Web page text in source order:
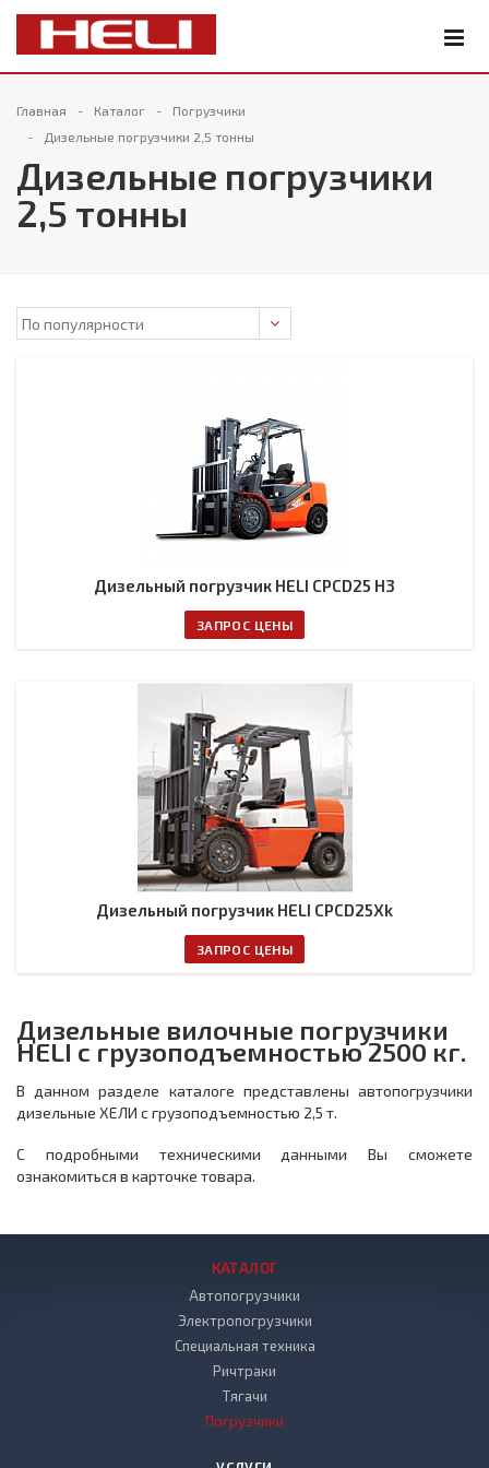
Главная Каталог
Погрузчики
Дизельные погрузчики 2,5 тонны
Дизельные погрузчики
2,5 тонны
Дизельный погрузчик HELI CPCD25 H3
ЗАПРОС ЦЕНЫ
Дизельный погрузчик HELI CPCD25Xk
ЗАПРОС ЦЕНЫ
Дизельные вилочные погрузчики
HELI с грузоподъемностью 2500 кг.
В данном разделе каталоге представлены автопогрузчики
дизельные ХЕЛИ с грузоподъемностью 2,5 т.
С подробными техническими данными Вы сможете
ознакомиться в карточке товара.
КАТАЛОГ
Автопогрузчики
Электропогрузчики
Специальная техника
Ричтраки
Тягачи
Погрузчики